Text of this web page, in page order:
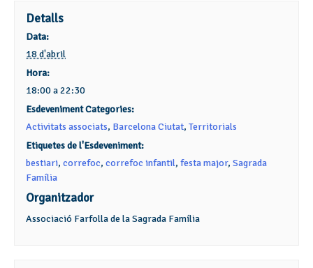
Detalls
Data:
18 d'abril
Hora:
18:00 a 22:30
Esdeveniment Categories:
Activitats associats, Barcelona Ciutat,Territorials
Etiquetes de l'Esdeveniment:
bestiari,correfoc,correfoc infantil,festa major,Sagrada
Família
Organitzador
Associació Farfolla de la Sagrada Família